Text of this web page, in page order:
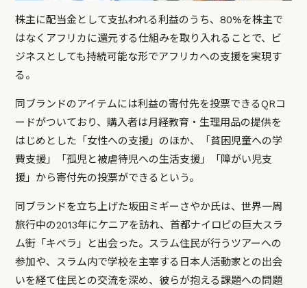
株主に配当金として支払われる利益のうち、80%を株主で
はなくアフリカに還元する仕組みを取り入れることで、ビ
ジネスとしても持続可能な形でアフリカへの支援を実現す
る。
同ブランドのアイテムには利益の寄付先を投票できるQRコ
ードがついており、購入者は月経教育・生理用品の提供を
はじめとした「女性への支援」のほか、「貧困児童への学
費支援」「孤児と被虐待児への生活支援」「障がい児支
援」から寄付先の投票ができるという。
同ブランドを立ち上げた坂田ミギーさやか氏は、世界一周
旅行中の2013年にケニアを訪れ、首都ナイロビの巨大スラ
ム街「キベラ」と出会った。スラム住民が行うツアーへの
参加や、スラム内で学校を主宰する日本人活動家との出会
いを経て住民との交流を深め、彼らが抱える課題への問題